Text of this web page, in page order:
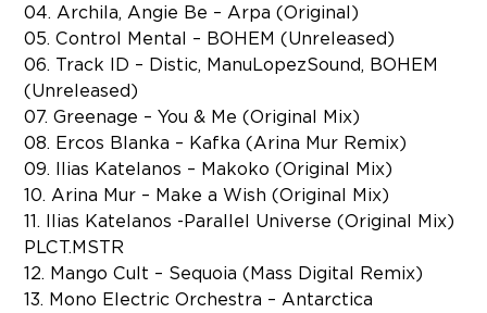
04. Archila, Angie Be – Arpa (Original)
05. Control Mental – BOHEM (Unreleased)
06. Track ID – Distic, ManuLopezSound, BOHEM
(Unreleased)
07. Greenage – You & Me (Original Mix)
08. Ercos Blanka – Kafka (Arina Mur Remix)
09. Ilias Katelanos – Makoko (Original Mix)
10. Arina Mur – Make a Wish (Original Mix)
11. Ilias Katelanos -Parallel Universe (Original Mix)
PLCT.MSTR
12. Mango Cult – Sequoia (Mass Digital Remix)
13. Mono Electric Orchestra – Antarctica